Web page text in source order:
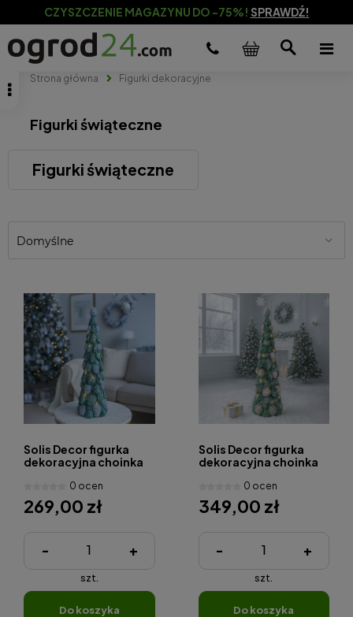
CZYSZCZENIE MAGAZYNU DO -75%! SPRAWDŹ!
Strona główna Figurki dekoracyjne
Figurki świąteczne
Figurki świąteczne
Solis Decor figurka
dekoracyjna choinka
0 ocen
269,00 zł
- +
szt.
do koszyka
Solis Decor figurka
dekoracyjna choinka
0 ocen
349,00 zł
- +
szt.
do koszyka